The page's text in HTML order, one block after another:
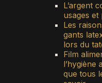
L’argent
usages et
Les
gants
lors du
Film
l’hygiène
que tous